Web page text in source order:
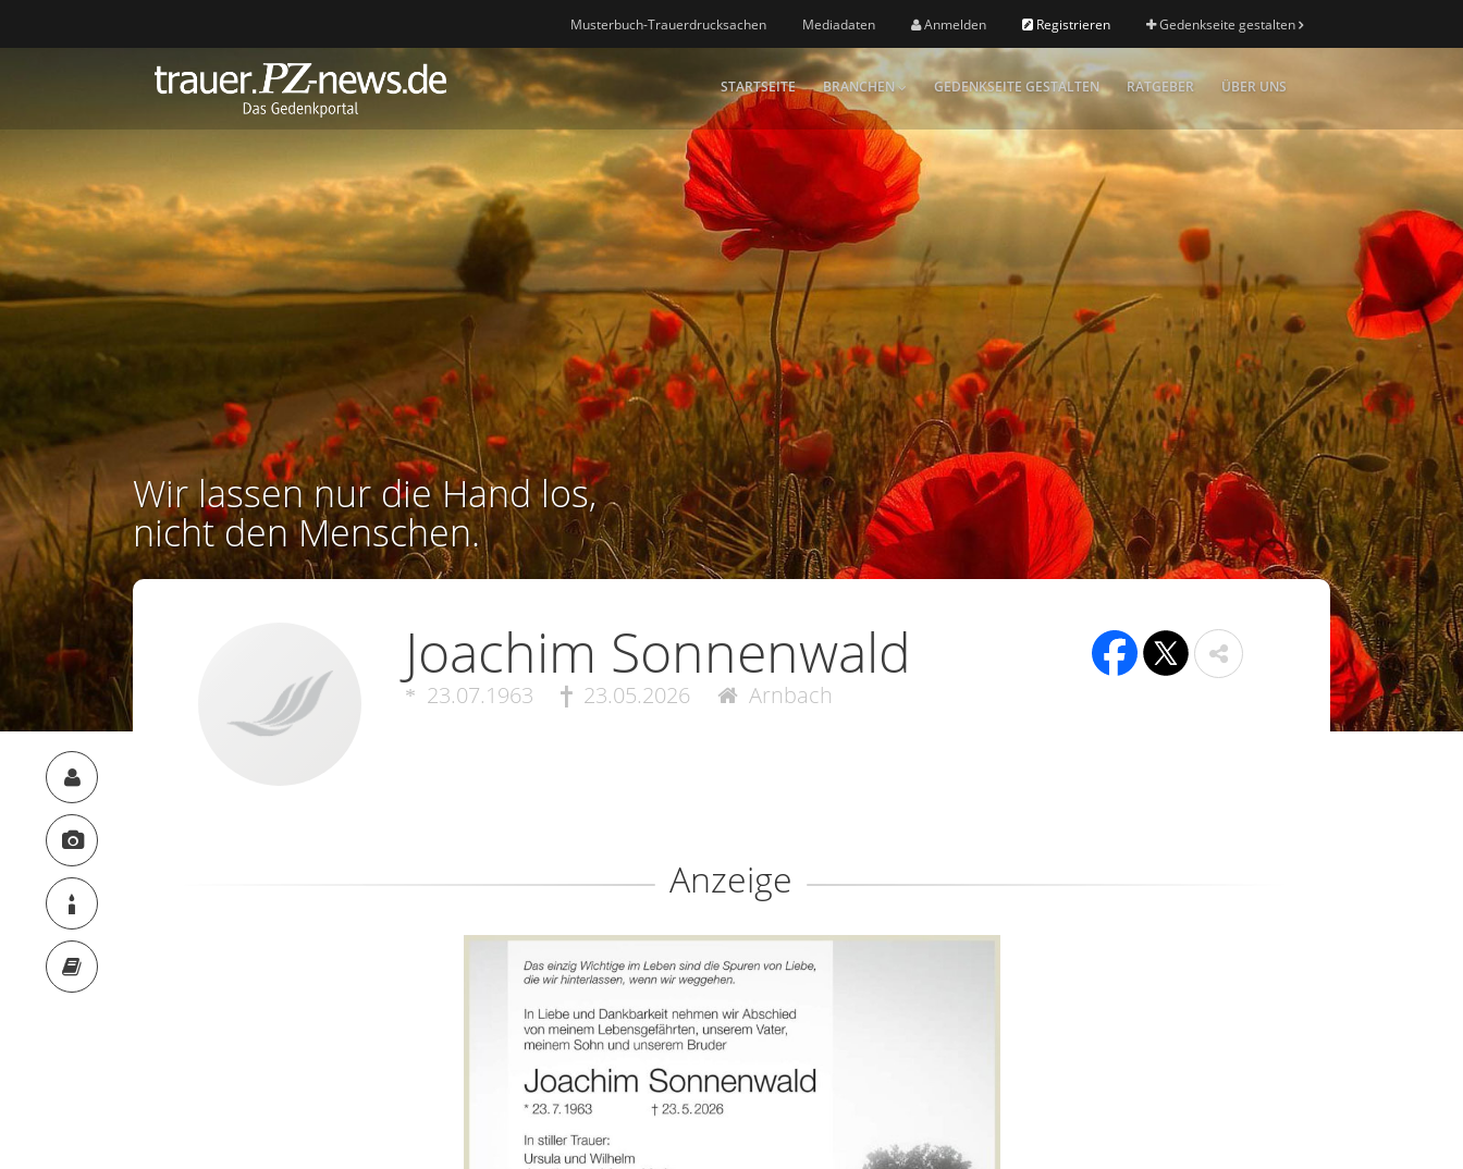
Musterbuch-Trauerdrucksachen Mediadaten Anmelden Registrieren Gedenkseite gestalten
STARTSEITE BRANCHEN GEDENKSEITE GESTALTEN RATGEBER ÜBER UNS
Wir lassen nur die Hand los,
nicht den Menschen.
Joachim Sonnenwald
23.07.1963 23.05.2026 Arnbach
Anzeige